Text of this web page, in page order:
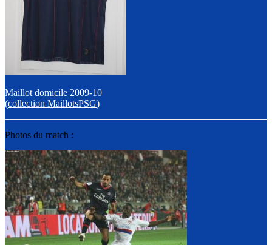
Maillot domicile 2009-10
(collection MaillotsPSG)
Photos du match :